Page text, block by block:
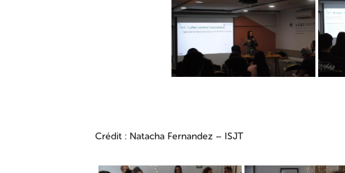
Crédit : Natacha Fernandez – ISJT